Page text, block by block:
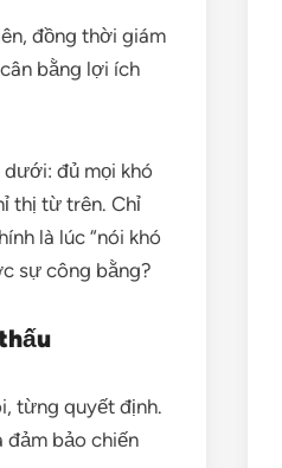
đồng thời giám
bằng lợi ích
đủ mọi khó
thị từ trên. Chỉ
là lúc “nói khó
sự công bằng?
từng quyết định.
đảm bảo chiến